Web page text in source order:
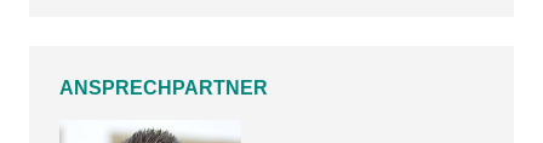
ANSPRECHPARTNER